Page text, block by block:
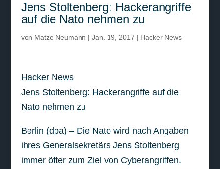
Jens Stoltenberg: Hackerangriffe
auf die Nato nehmen zu
von Matze Neumann | Jan. 19, 2017 | Hacker News
Hacker News
Jens Stoltenberg: Hackerangriffe auf die
Nato nehmen zu
Berlin (dpa) – Die Nato wird nach Angaben
ihres Generalsekretärs Jens Stoltenberg
immer öfter zum Ziel von Cyberangriffen.